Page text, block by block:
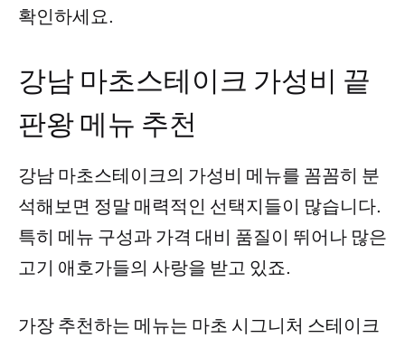
확인하세요.
강남 마초스테이크 가성비 끝
판왕 메뉴 추천
강남 마초스테이크의 가성비 메뉴를 꼼꼼히 분
석해보면 정말 매력적인 선택지들이 많습니다.
특히 메뉴 구성과 가격 대비 품질이 뛰어나 많은
고기 애호가들의 사랑을 받고 있죠.
가장 추천하는 메뉴는 마초 시그니처 스테이크